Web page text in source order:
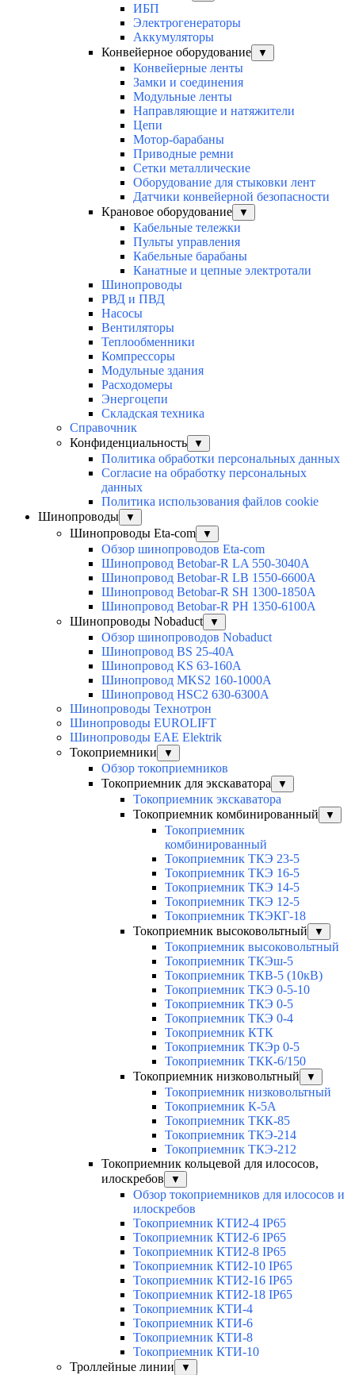
ИБП
Электрогенераторы
Аккумуляторы
Конвейерное оборудование
▼
Конвейерные ленты
Замки и соединения
Модульные ленты
Направляющие и натяжители
Цепи
Мотор-барабаны
Приводные ремни
Сетки металлические
Оборудование для стыковки лент
Датчики конвейерной безопасности
Крановое оборудование
▼
Кабельные тележки
Пульты управления
Кабельные барабаны
Канатные и цепные электротали
Шинопроводы
РВД и ПВД
Насосы
Вентиляторы
Теплообменники
Компрессоры
Модульные здания
Расходомеры
Энергоцепи
Складская техника
Справочник
Конфиденциальность
▼
Политика обработки персональных данных
Согласие на обработку персональных
данных
Политика использования файлов cookie
Шинопроводы
▼
Шинопроводы Eta-com ▼
Обзор шинопроводов Eta-com
Шинопровод Betobar-R LA 550-3040A
Шинопровод Betobar-R LB 1550-6600A
Шинопровод Betobar-R SH 1300-1850A
Шинопровод Betobar-R PH 1350-6100A
Шинопроводы Nobaduct
▼
Обзор шинопроводов Nobaduct
Шинопровод BS 25-40A
Шинопровод KS 63-160A
Шинопровод MKS2 160-1000A
Шинопровод HSC2 630-6300A
Шинопроводы Технотрон
Шинопроводы EUROLIFT
Шинопроводы EAE Elektrik
Токоприемники
▼
Обзор токоприемников
Токоприемник для экскаватора
▼
Токоприемник экскаватора
Токоприемник комбинированный
▼
Токоприемник
комбинированный
Токоприемник ТКЭ 23-5
Токоприемник ТКЭ 16-5
Токоприемник ТКЭ 14-5
Токоприемник ТКЭ 12-5
Токоприемник ТКЭКГ-18
Токоприемник высоковольтный
▼
Токоприемник высоковольтный
Токоприемник ТКЭш-5
Токоприемник ТКВ-5 (10кВ)
Токоприемник ТКЭ 0-5-10
Токоприемник ТКЭ 0-5
Токоприемник ТКЭ 0-4
Токоприемник КТК
Токоприемник ТКЭр 0-5
Токоприемник ТКК-6/150
Токоприемник низковольтный
▼
Токоприемник низковольтный
Токоприемник К-5А
Токоприемник ТКК-85
Токоприемник ТКЭ-214
Токоприемник ТКЭ-212
Токоприемник кольцевой для илососов,
илоскребов
▼
Обзор токоприемников для илососов и
илоскребов
Токоприемник КТИ2-4 IP65
Токоприемник КТИ2-6 IP65
Токоприемник КТИ2-8 IP65
Токоприемник КТИ2-10 IP65
Токоприемник КТИ2-16 IP65
Токоприемник КТИ2-18 IP65
Токоприемник КТИ-4
Токоприемник КТИ-6
Токоприемник КТИ-8
Токоприемник КТИ-10
Троллейные линии
▼